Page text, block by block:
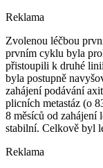
Reklama
Zvolenou léčbou
prvním cyklu byla
přistoupili k druhé
byla postupně
zahájení podávání
plicních metastáz (o
8 měsíců od zahájení
stabilní. Celkově byl
Reklama